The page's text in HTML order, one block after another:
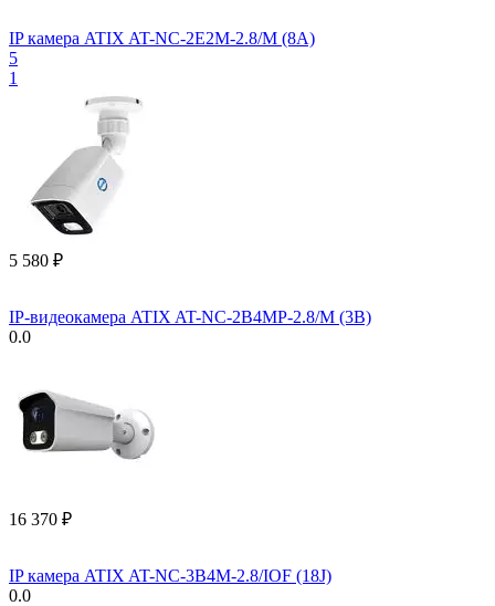
IP камера ATIX AT-NC-2E2M-2.8/M (8A)
5
1
5 580 ₽
IP-видеокамера ATIX AT-NC-2B4MP-2.8/M (3B)
0.0
16 370 ₽
IP камера ATIX AT-NC-3B4M-2.8/IOF (18J)
0.0